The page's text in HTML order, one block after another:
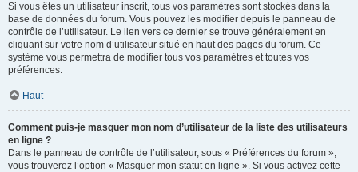
Si vous êtes un utilisateur inscrit, tous vos paramètres sont stockés dans la
base de données du forum. Vous pouvez les modifier depuis le panneau de
contrôle de l’utilisateur. Le lien vers ce dernier se trouve généralement en
cliquant sur votre nom d’utilisateur situé en haut des pages du forum. Ce
système vous permettra de modifier tous vos paramètres et toutes vos
préférences.
Haut
Comment puis-je masquer mon nom d’utilisateur de la liste des utilisateurs
en ligne ?
Dans le panneau de contrôle de l’utilisateur, sous « Préférences du forum »,
vous trouverez l’option « Masquer mon statut en ligne ». Si vous activez cette